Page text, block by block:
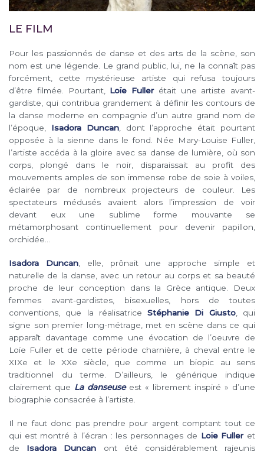
LE FILM
Pour les passionnés de danse et des arts de la scène, son
nom est une légende. Le grand public, lui, ne la connaît pas
forcément, cette mystérieuse artiste qui refusa toujours
d’être filmée. Pourtant, Loïe Fullerétait une artiste avant-
gardiste, qui contribua grandement à définir les contours de
la danse moderne en compagnie d’un autre grand nom de
l’époque, Isadora Duncan, dont l’approche était pourtant
opposée à la sienne dans le fond. Née Mary-Louise Fuller,
l’artiste accéda à la gloire avec sa danse de lumière, où son
corps, plongé dans le noir, disparaissait au profit des
mouvements amples de son immense robe de soie à voiles,
éclairée par de nombreux projecteurs de couleur. Les
spectateurs médusés avaient alors l’impression de voir
devant eux une sublime forme mouvante se
métamorphosant continuellement pour devenir papillon,
orchidée…
Isadora Duncan, elle, prônait une approche simple et
naturelle de la danse, avec un retour au corps et sa beauté
proche de leur conception dans la Grèce antique. Deux
femmes avant-gardistes, bisexuelles, hors de toutes
conventions, que la réalisatriceStéphanie Di Giusto, qui
signe son premier long-métrage, met en scène dans ce qui
apparaît davantage comme une évocation de l’oeuvre de
Loïe Fuller et de cette période charnière, à cheval entre le
XIXe et le XXe siècle, que comme un biopic au sens
traditionnel du terme. D’ailleurs, le générique indique
clairement que La danseuseest « librement inspiré » d’une
biographie consacrée à l’artiste.
Il ne faut donc pas prendre pour argent comptant tout ce
qui est montré à l’écran : les personnages de Loïe Fulleret
de Isadora Duncan ont été considérablement rajeunis